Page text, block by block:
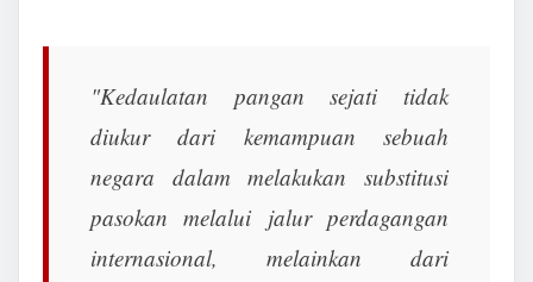
"Kedaulatan pangan sejati tidak
diukur dari kemampuan sebuah
negara dalam melakukan substitusi
pasokan melalui jalur perdagangan
internasional, melainkan dari